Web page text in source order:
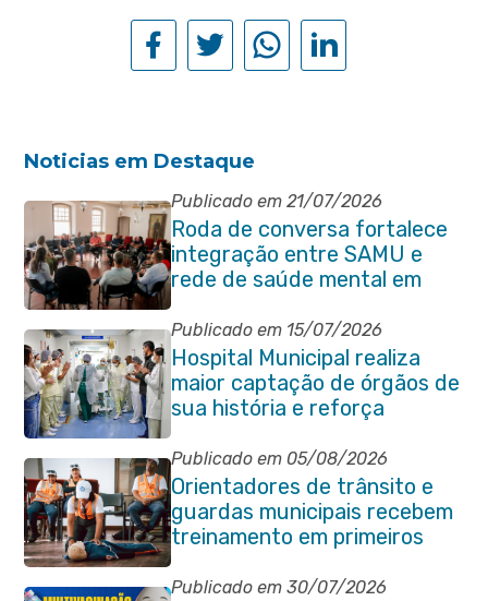
Noticias em Destaque
Publicado em 21/07/2026
Roda de conversa fortalece
integração entre SAMU e
rede de saúde mental em
Itaboraí
Publicado em 15/07/2026
Hospital Municipal realiza
maior captação de órgãos de
sua história e reforça
compromisso com a vida
Publicado em 05/08/2026
Orientadores de trânsito e
guardas municipais recebem
treinamento em primeiros
socorros em Itaboraí
Publicado em 30/07/2026